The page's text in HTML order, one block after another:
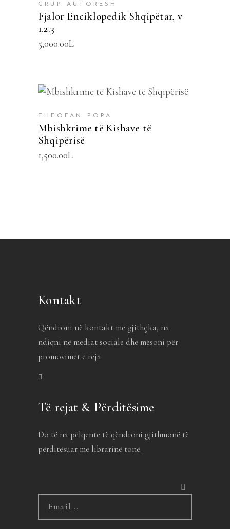
GRUP AUTORESH
Fjalor Enciklopedik Shqipëtar, v
1.2.3
5,000.00L
SHTOJE NË SHPORTË
THEOFAN POPA
Mbishkrime të Kishave të
Shqipërisë
1,500.00L
Kontakt
Qëndroni në kontakt me gjithçka, na
ndiqni në mediat sociale dhe mësoni për
promovimet e reja.
Të rejat & Përditësime
Do të na pëlqente të qëndroni gjithmonë të
përditësuar me librarinë tonë.